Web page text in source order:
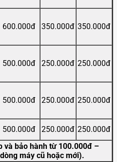
600.000đ 350.000đ 350.000đ
500.000đ 250.000đ 250.000đ
500.000đ 250.000đ 250.000đ
500.000đ 250.000đ 250.000đ
và bảo hành từ 100.000đ –
máy cũ hoặc mới).